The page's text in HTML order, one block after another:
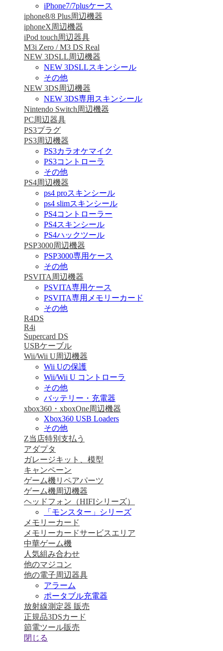
iPhone7/7plusケース
iphone8/8 Plus周辺機器
iphoneX周辺機器
iPod touch周辺器具
M3i Zero / M3 DS Real
NEW 3DSLL周辺機器
NEW 3DSLLスキンシール
その他
NEW 3DS周辺機器
NEW 3DS専用スキンシール
Nintendo Switch周辺機器
PC周辺器具
PS3プラグ
PS3周辺機器
PS3カラオケマイク
PS3コントローラ
その他
PS4周辺機器
ps4 proスキンシール
ps4 slimスキンシール
PS4コントローラー
PS4スキンシール
PS4ハックツール
PSP3000周辺機器
PSP3000専用ケース
その他
PSVITA周辺機器
PSVITA専用ケース
PSVITA専用メモリーカード
その他
R4DS
R4i
Supercard DS
USBケーブル
Wii/Wii U周辺機器
Wii Uの保護
Wii/Wii U コントローラ
その他
バッテリー・充電器
xbox360・xboxOne周辺機器
Xbox360 USB Loaders
その他
Z当店特別支払う
アダプタ
ガレージキット、模型
キャンペーン
ゲーム機リペアパーツ
ゲーム機周辺機器
ヘッドフォン（HIFIシリーズ）
「モンスター」シリーズ
メモリーカード
メモリーカードサービスエリア
中華ゲーム機
人気組み合わせ
他のマジコン
他の電子周辺器具
アラーム
ポータブル充電器
放射線測定器 販売
正規品3DSカード
節電ツール販売
閉じる